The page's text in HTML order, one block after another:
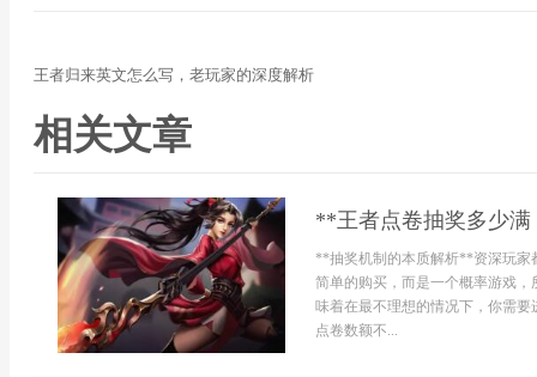
王者归来英文怎么写，老玩家的深度解析
相关文章
**王者点卷抽奖多少
**抽奖机制的本质解析**资深玩家
简单的购买，而是一个概率游戏
味着在最不理想的情况下，你需
点卷数额不...